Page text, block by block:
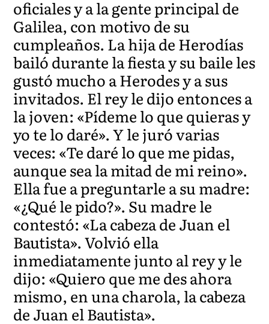
oficiales y a la gente principal de
Galilea, con motivo de su
cumpleaños. La hija de Herodías
bailó durante la fiesta y su baile les
gustó mucho a Herodes y a sus
invitados. El rey le dijo entonces a
la joven: «Pídeme lo que quieras y
yo te lo daré». Y le juró varias
veces: «Te daré lo que me pidas,
aunque sea la mitad de mi reino».
Ella fue a preguntarle a su madre:
«¿Qué le pido?». Su madre le
contestó: «La cabeza de Juan el
Bautista». Volvió ella
inmediatamente junto al rey y le
dijo: «Quiero que me des ahora
mismo, en una charola, la cabeza
de Juan el Bautista».